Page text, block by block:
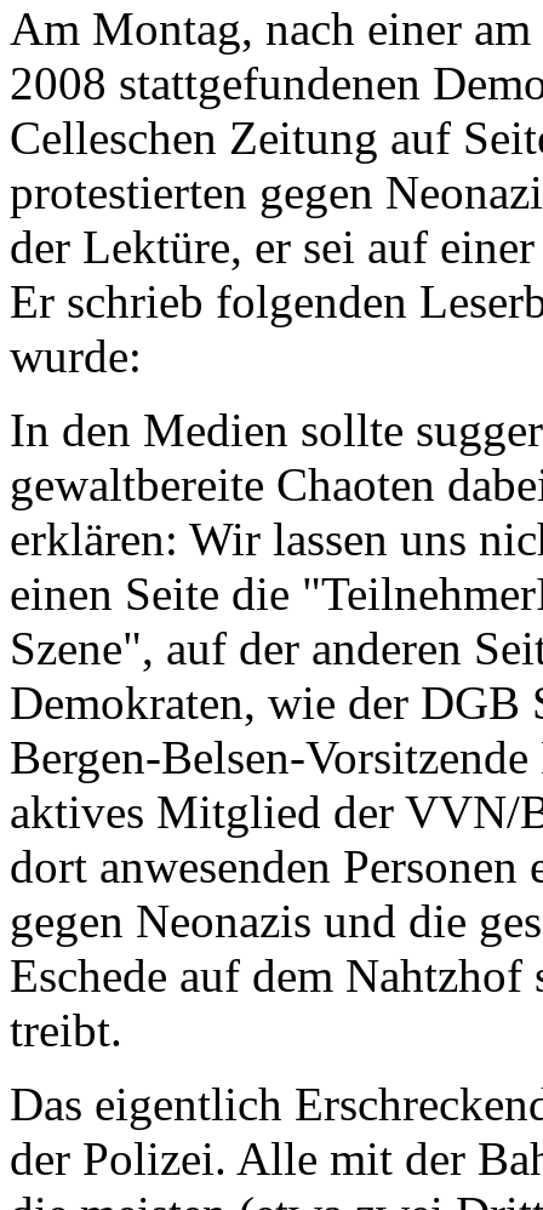
Am Montag, nach einer
2008 stattgefundenen
Celleschen Zeitung auf
protestierten gegen
der Lektüre, er sei auf
Er schrieb folgenden
wurde:
In den Medien sollte
gewaltbereite Chaoten
erklären: Wir lassen uns
einen Seite die
Szene", auf der anderen
Demokraten, wie der
Bergen-Belsen-
aktives Mitglied der VVN/
dort anwesenden
gegen Neonazis und die
Eschede auf dem
treibt.
Das eigentlich
der Polizei. Alle mit der